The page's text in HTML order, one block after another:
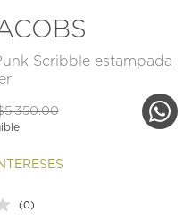
Scribble estampada
Sin
(0)